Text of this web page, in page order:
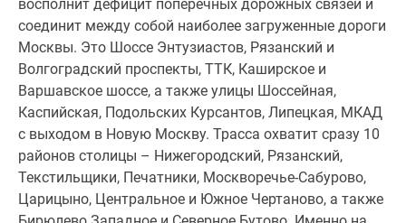
Новости
недвижимости
Мнение
эксперта
Аналитика
рынка
Покупателю
Экспертиза
новостроек
Эксперты
восполнит дефицит поперечных дорожных связей и
соединит между собой наиболее загруженные дороги
Москвы. Это Шоссе Энтузиастов, Рязанский и
Волгоградский проспекты, ТТК, Каширское и
Варшавское шоссе, а также улицы Шоссейная,
Каспийская, Подольских Курсантов, Липецкая, МКАД
с выходом в Новую Москву. Трасса охватит сразу 10
районов столицы – Нижегородский, Рязанский,
Текстильщики, Печатники, Москворечье-Сабурово,
Царицыно, Центральное и Южное Чертаново, а также